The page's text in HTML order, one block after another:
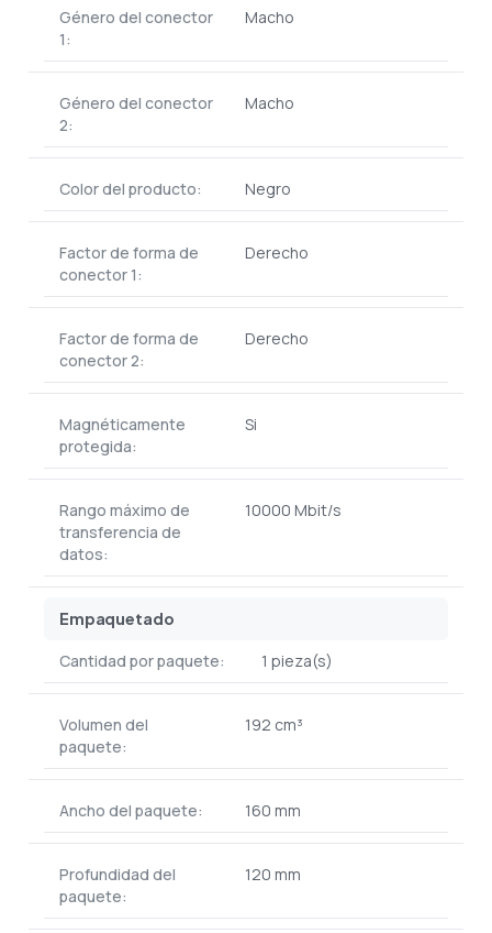
Género del conector
1:
Macho
Género del conector
2:
Macho
Color del producto: Negro
Factor de forma de
conector 1:
Derecho
Factor de forma de
conector 2:
Derecho
Magnéticamente
protegida:
Si
Rango máximo de
transferencia de
datos:
10000 Mbit/s
Empaquetado
Cantidad por paquete: 1 pieza(s)
Volumen del
paquete:
192 cm³
Ancho del paquete: 160 mm
Profundidad del
paquete:
120 mm